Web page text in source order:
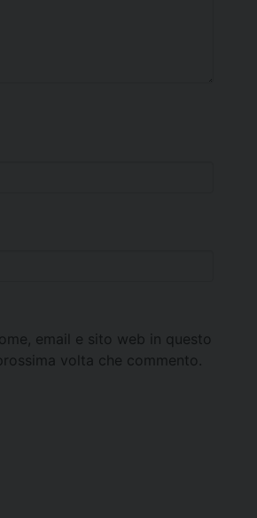
email e sito web in questo
volta che commento.